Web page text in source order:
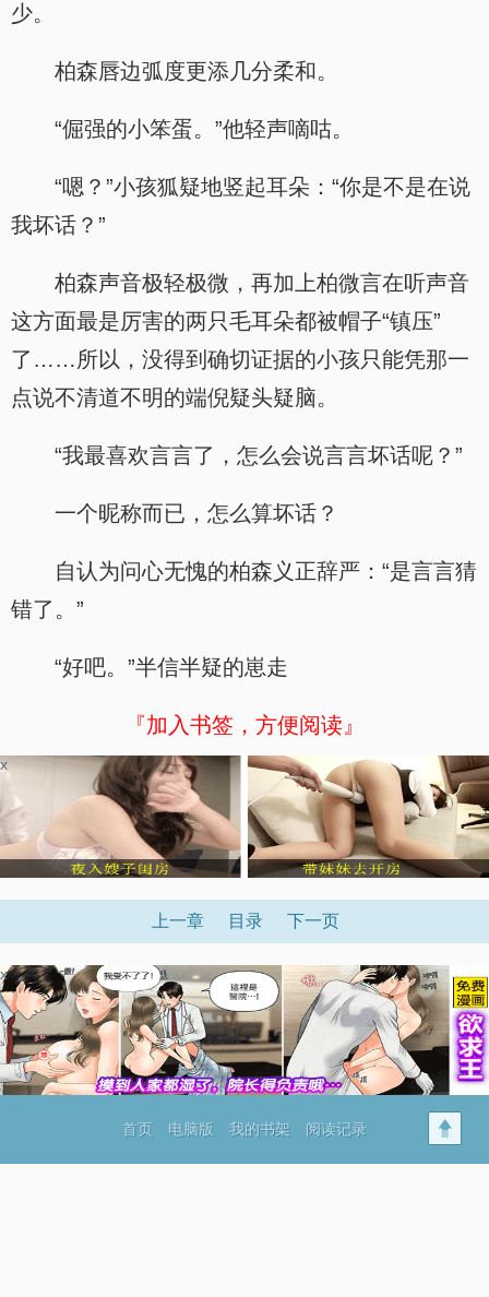
少。
柏森唇边弧度更添几分柔和。
“倔强的小笨蛋。”他轻声嘀咕。
“嗯？”小孩狐疑地竖起耳朵：“你是不是在说
我坏话？”
柏森声音极轻极微，再加上柏微言在听声音
这方面最是厉害的两只毛耳朵都被帽子“镇压”
了……所以，没得到确切证据的小孩只能凭那一
点说不清道不明的端倪疑头疑脑。
“我最喜欢言言了，怎么会说言言坏话呢？”
一个昵称而已，怎么算坏话？
自认为问心无愧的柏森义正辞严：“是言言猜
错了。”
“好吧。”半信半疑的崽走
『加入书签，方便阅读』
x
上一章 目录 下一页
x
首页 电脑版 我的书架 阅读记录